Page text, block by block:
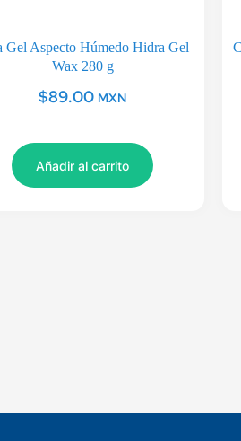
Gel Aspecto Húmedo Hidra Gel
Wax 280 g
$89.00 MXN
Añadir al carrito